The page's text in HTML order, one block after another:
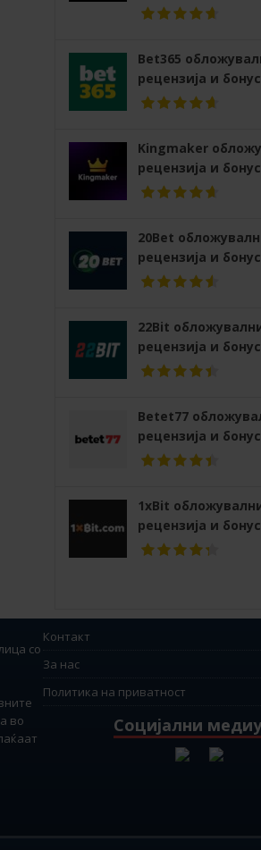
Bet365
рецензија и бонус
Kingmaker
рецензија и бонус
20Bet
рецензија и бонус
22Bit
рецензија и бонус
Betet77
рецензија и бонус
1xBit
рецензија и бонус
со
во
Контакт
За нас
Политика на приватност
Социјални